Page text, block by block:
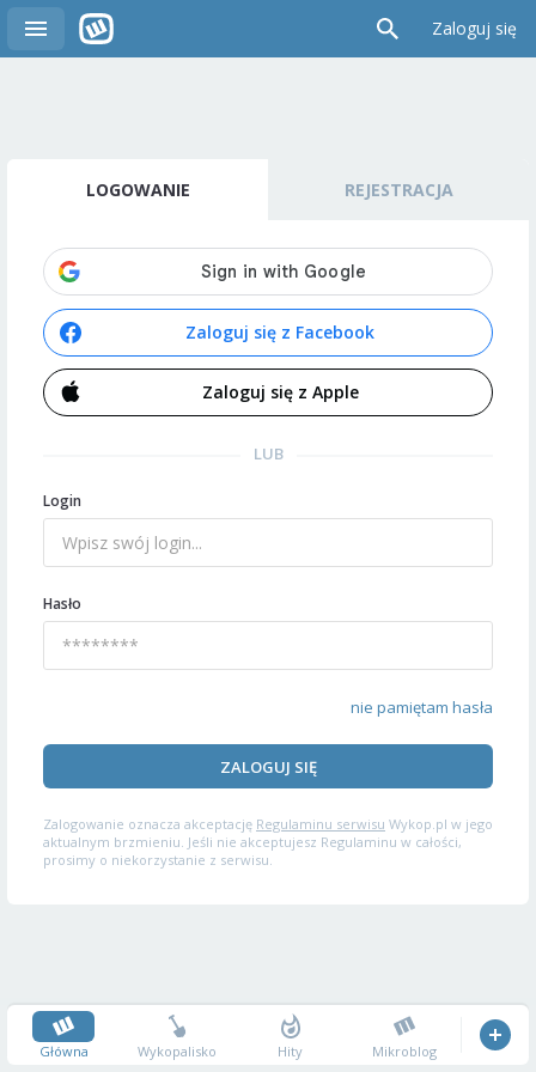
Zaloguj się
LOGOWANIE REJESTRACJA
Zaloguj się z Facebook
Zaloguj się z Apple
LUB
Login
Hasło
nie pamiętam hasła
ZALOGUJ SIĘ
Zalogowanie oznacza akceptację Regulaminu serwisu Wykop.pl w jego
aktualnym brzmieniu. Jeśli nie akceptujesz Regulaminu w całości,
prosimy o niekorzystanie z serwisu.
Główna Wykopalisko Hity Mikroblog